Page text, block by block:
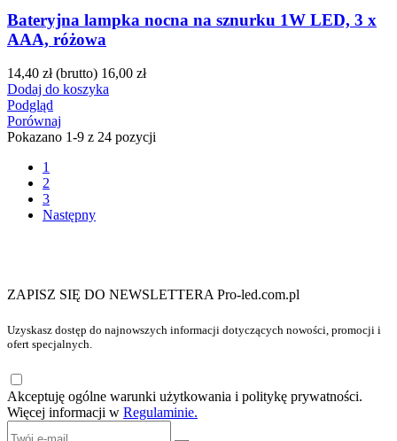
Bateryjna lampka nocna na sznurku 1W LED, 3 x
AAA, różowa
14,40 zł (brutto) 16,00 zł
Dodaj do koszyka
Podgląd
Porównaj
Pokazano 1-9 z 24 pozycji
1
2
3
Następny
ZAPISZ SIĘ DO NEWSLETTERA Pro-led.com.pl
Uzyskasz dostęp do najnowszych informacji dotyczących nowości, promocji i
ofert specjalnych.
Akceptuję ogólne warunki użytkowania i politykę prywatności.
Więcej informacji w Regulaminie.